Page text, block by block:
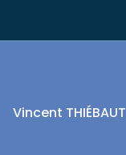
Vincent THIÉBAUT